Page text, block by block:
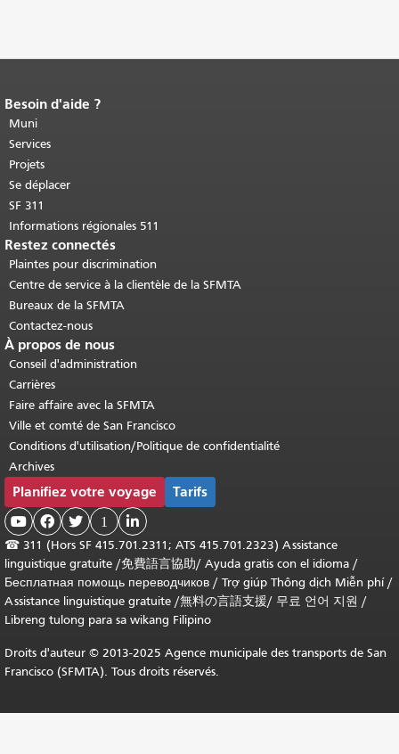
Fin du contenu de la page.
cette page se répète sur chaque page.
Retour au haut du contenu principal
Besoin d'aide ?
Muni
Services
Projets
Se déplacer
SF 311
Informations régionales 511
Restez connectés
Plaintes pour discrimination
Centre de service à la clientèle de la SFMTA
Bureaux de la SFMTA
Contactez-nous
À propos de nous
Conseil d'administration
Carrières
Faire affaire avec la SFMTA
Ville et comté de San Francisco
Conditions d'utilisation/Politique de confidentialité
Archives
Planifiez votre voyage Tarifs
   1 
☎ 311 (Hors SF 415.701.2311; ATS 415.701.2323) Assistance
linguistique gratuite /免費語言協助/ Ayuda gratis con el idioma /
Бесплатная помощь переводчиков / Trợ giúp Thông dịch Miễn phí/
Assistance linguistique gratuite /無料の言語支援/ 무료 언어 지원 /
Libreng tulong para sa wikang Filipino
Droits d'auteur © 2013-2025 Agence municipale des transports de San
Francisco (SFMTA). Tous droits réservés.